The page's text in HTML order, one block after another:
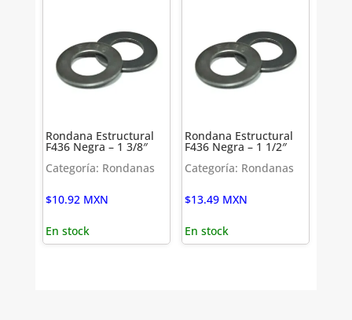
Rondana Estructural
F436 Negra – 1 3/8″
Categoría: Rondanas
$10.92 MXN
En stock
Rondana Estructural
F436 Negra – 1 1/2″
Categoría: Rondanas
$13.49 MXN
En stock